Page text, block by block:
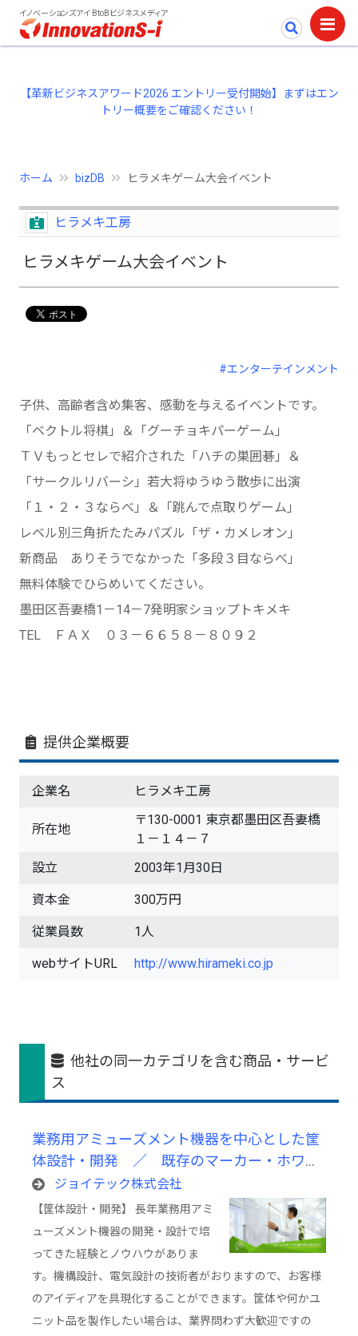
イノベーションズアイ BtoBビジネスメディア
【革新ビジネスアワード2026 エントリー受付開始】まずはエン
トリー概要をご確認ください！
ホーム bizDB ヒラメキゲーム大会イベント
ヒラメキ工房
ヒラメキゲーム大会イベント
#エンターテインメント
子供、高齢者含め集客、感動を与えるイベントです。
「ベクトル将棋」＆「グーチョキパーゲーム」
ＴＶもっとセレで紹介された「ハチの巣囲碁」＆
「サークルリバーシ」若大将ゆうゆう散歩に出演
「１・２・３ならべ」＆「跳んで点取りゲーム」
レベル別三角折たたみパズル「ザ・カメレオン」
新商品 ありそうでなかった「多段３目ならべ」
無料体験でひらめいてください。
墨田区吾妻橋1－14－7発明家ショップトキメキ
TEL ＦＡＸ ０３－６６５８－８０９２
提供企業概要
企業名 ヒラメキ工房
所在地
〒130-0001 東京都墨田区吾妻橋
１－１４－７
設立
2003年1月30日
資本金 300万円
従業員数 1人
webサイトURL http://www.hirameki.co.jp
他社の同一カテゴリを含む商品・サービ
ス
業務用アミューズメント機器を中心とした筐
体設計・開発 ／ 既存のマーカー・ホワイ
トボードをそのまま使用できる電子黒板「白
板家」
ジョイテック株式会社
【筐体設計・開発】 長年業務用アミ
ューズメント機器の開発・設計で培
ってきた経験とノウハウがありま
す。機構設計、電気設計の技術者がおりますので、お客様
のアイディアを具現化することができます。筐体や何かユ
ニット品を製作したい場合は、業界問わず大歓迎ですの